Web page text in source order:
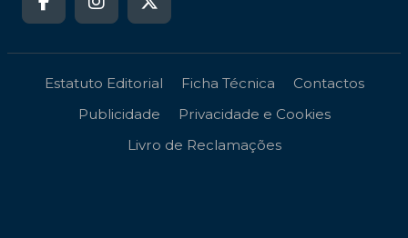
Estatuto Editorial Ficha Técnica
Contactos
Publicidade
Privacidade e Cookies
Livro de Reclamações